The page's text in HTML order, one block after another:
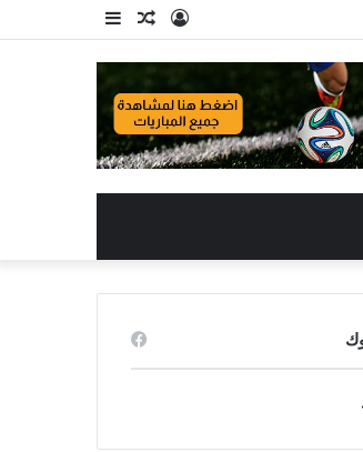
إضافة
عمود
مقال
عشوائي
تسجيل
الدخول